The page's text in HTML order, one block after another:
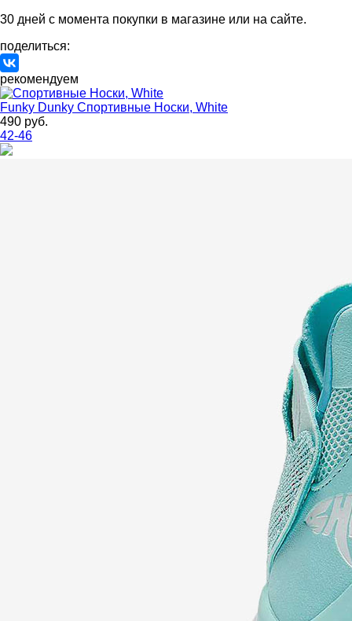
30 дней с момента покупки в магазине или на сайте.
поделиться:
рекомендуем
Funky Dunky Спортивные Носки, White
490 руб.
42-46